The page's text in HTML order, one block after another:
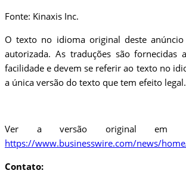
Fonte: Kinaxis Inc.
O texto no idioma original deste
autorizada. As traduções são fornecidas
facilidade e devem se referir ao texto no
a única versão do texto que tem efeito legal.
Ver a versão original em
https://www.businesswire.com/news/
Contato: